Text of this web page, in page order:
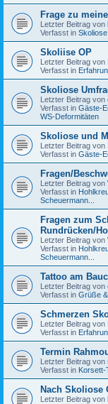
Frage zu
Letzter Beitrag von
Verfasst in
Skoliise OP
Letzter Beitrag von
Verfasst in
Skoliose
Letzter Beitrag von
Verfasst in Gäste-
WS-Deformitäten
Skoliose und
Letzter Beitrag von
Verfasst in Gäste-
Fragen/
Letzter Beitrag von
Verfasst in
Scheuermann...
Fragen zum
Rundrücken/
Letzter Beitrag von
Verfasst in
Scheuermann...
Tattoo am
Letzter Beitrag von
Verfasst in Grüße
Schmerzen
Letzter Beitrag von
Verfasst in
Termin
Letzter Beitrag von
Verfasst in Korsett-
Nach Skoliose
Letzter Beitrag von